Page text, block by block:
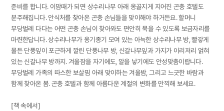
준비를 합니다. 이맘때가 되면 상수리나무 아래 옹골지게 지어진 곤충 호텔도
분주해집니다. 안식처를 찾아온 곤충 손님들을 맞이해야 하거든요. 할머니
무당벌레 다다는 어떤 곤충 손님이 찾아와도 편안히 묵을 수 있도록 보금자리를
마련한답니다. 상수리나무가 옹기종기 모여 있는 아늑한 상수리나무 방, 빨갛게
물든 단풍잎이 포근하게 깔린 단풍나무 방, 신갈나무잎과 가지가 이리저리 얽혀
있는 신갈나무 방까지. 겨울잠을 자기에도, 알을 낳기에도 안성맞춤이랍니다.
무당벌레 가족의 따스한 보살핌 아래 맞이하는 겨울밤, 그리고 느긋한 바람과
함께 찾아온 봄. 곤충 호텔과 함께 아름다운 계절의 변화를 만끽해 보세요.
[책 속에서]